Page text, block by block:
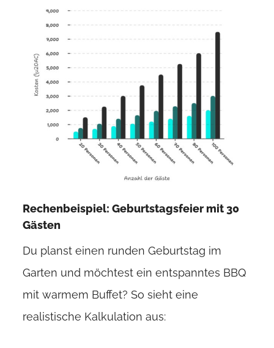
Rechenbeispiel: Geburtstagsfeier mit 30
Gästen
Du planst einen runden Geburtstag im
Garten und möchtest ein entspanntes BBQ
mit warmem Buffet? So sieht eine
realistische Kalkulation aus: